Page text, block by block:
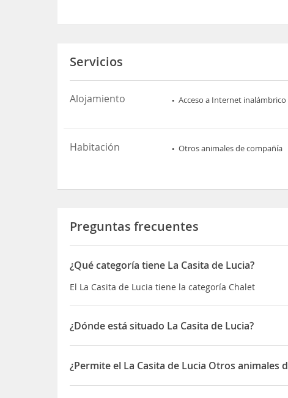
Servicios
Alojamiento Acceso a Internet inalámbrico
Habitación Otros animales de compañía
Preguntas frecuentes
¿Qué categoría tiene La Casita de Lucia?
El La Casita de Lucia tiene la categoría Chalet
¿Dónde está situado La Casita de Lucia?
El La Casita de Lucia está situado en 41 Calle Real
¿Permite el La Casita de Lucia Otros animales
Sí, el La Casita de Lucia permite Otros animales de